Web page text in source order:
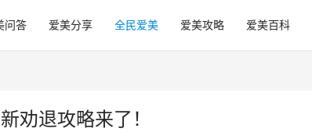
问答 爱美分享 全民爱美 爱美攻略 爱美百科
劝退攻略来了！